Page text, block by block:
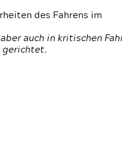
des Fahrens im
auch in kritischen
gerichtet.